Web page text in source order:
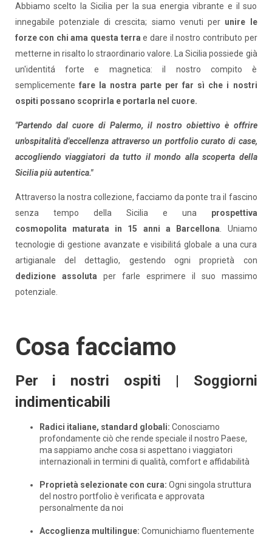
Abbiamo scelto la Sicilia per la sua energia vibrante e il suo
innegabile potenziale di crescita; siamo venuti per unire le
forze con chi ama questa terrae dare il nostro contributo per
metterne in risalto lo straordinario valore. La Sicilia possiede già
un'identitá forte e magnetica: il nostro compito è
semplicemente fare la nostra parte per far sì che i nostri
ospiti possano scoprirla e portarla nel cuore.
"Partendo dal cuore di Palermo, il nostro obiettivo è offrire
un'ospitalità d'eccellenza attraverso un portfolio curato di case,
accogliendo viaggiatori da tutto il mondo alla scoperta della
Sicilia più autentica."
Attraverso la nostra collezione, facciamo da ponte tra il fascino
senza tempo della Sicilia e una
prospettiva
cosmopolita maturata in 15 anni a Barcellona . Uniamo
tecnologie di gestione avanzate e visibilitá globale a una cura
artigianale del dettaglio,
gestendo ogni proprietà con
dedizione assoluta per farle esprimere il suo massimo
potenziale.
Cosa facciamo
Per i nostri ospiti | Soggiorni
indimenticabili
Radici italiane, standard globali: Conosciamo
profondamente ciò che rende speciale il nostro Paese,
ma sappiamo anche cosa si aspettano i viaggiatori
internazionali in termini di qualità, comfort e affidabilità
Proprietà selezionate con cura: Ogni singola struttura
del nostro portfolio è verificata e approvata
personalmente da noi
Accoglienza multilingue: Comunichiamo fluentemente